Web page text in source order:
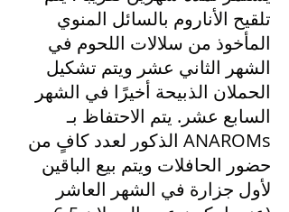
تلقيح الأناروم بالسائل المنوي
المأخوذ من سلالات اللحوم في
الشهر الثاني عشر ويتم تشكيل
الحملان الذبيحة أخيرًا في الشهر
السابع عشر. يتم الاحتفاظ بـ
ANAROMs الذكور لعدد كافٍ من
حضور الحافلات ويتم بيع الباقين
لأول جزارة في الشهر العاشر